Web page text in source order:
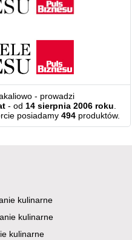
- prowadzi
- od14 sierpnia 2006 roku.
posiadamy494 produktów.
kulinarne
kulinarne
kulinarne